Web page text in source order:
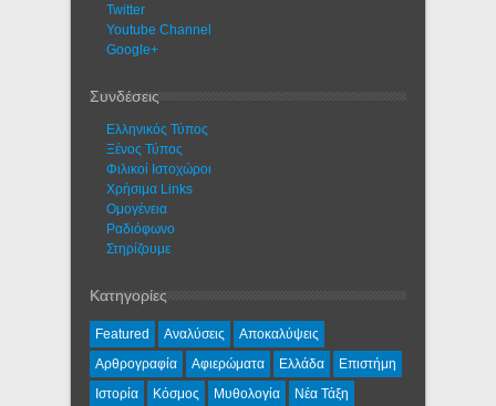
Twitter
Youtube Channel
Google+
Συνδέσεις
Ελληνικός Τύπος
Ξένος Τύπος
Φιλικοί Ιστοχώροι
Χρήσιμα Links
Ομογένεια
Ραδιόφωνο
Στηρίζουμε
Κατηγορίες
Featured Αναλύσεις
Αποκαλύψεις
Αρθρογραφία
Αφιερώματα Ελλάδα
Επιστήμη
Ιστορία
Κόσμος Μυθολογία Νέα Τάξη